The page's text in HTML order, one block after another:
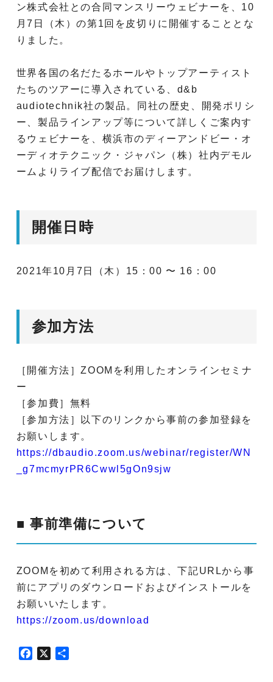
ン株式会社との合同マンスリーウェビナーを、10
月7日（木）の第1回を皮切りに開催することとな
りました。
世界各国の名だたるホールやトップアーティスト
たちのツアーに導入されている、d&b
audiotechnik社の製品。同社の歴史、開発ポリシ
ー、製品ラインアップ等について詳しくご案内す
るウェビナーを、横浜市のディーアンドビー・オ
ーディオテクニック・ジャパン（株）社内デモル
ームよりライブ配信でお届けします。
開催日時
2021年10月7日（木）15：00 〜 16：00
参加方法
［開催方法］ZOOMを利用したオンラインセミナ
ー
［参加費］無料
［参加方法］以下のリンクから事前の参加登録を
お願いします。
https://dbaudio.zoom.us/webinar/register/WN
_g7mcmyrPR6Cwwl5gOn9sjw
■ 事前準備について
ZOOMを初めて利用される方は、下記URLから事
前にアプリのダウンロードおよびインストールを
お願いいたします。
https://zoom.us/download
X